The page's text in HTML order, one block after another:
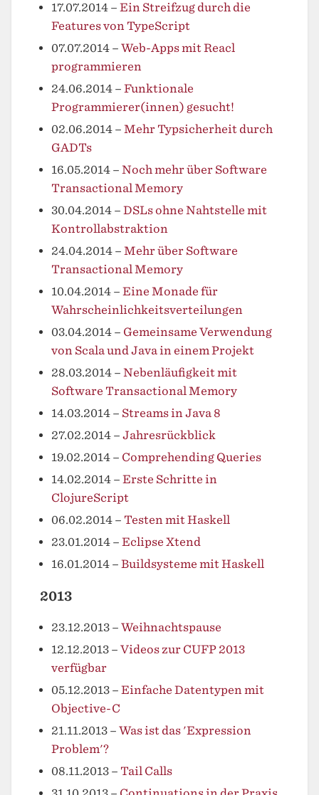
17.07.2014 – Ein Streifzug durch die
Features von TypeScript
07.07.2014 – Web-Apps mit Reacl
programmieren
24.06.2014 – Funktionale
Programmierer(innen) gesucht!
02.06.2014 – Mehr Typsicherheit durch
GADTs
16.05.2014 – Noch mehr über Software
Transactional Memory
30.04.2014 – DSLs ohne Nahtstelle mit
Kontrollabstraktion
24.04.2014 – Mehr über Software
Transactional Memory
10.04.2014 – Eine Monade für
Wahrscheinlichkeitsverteilungen
03.04.2014 – Gemeinsame Verwendung
von Scala und Java in einem Projekt
28.03.2014 – Nebenläufigkeit mit
Software Transactional Memory
14.03.2014 – Streams in Java 8
27.02.2014 – Jahresrückblick
19.02.2014 – Comprehending Queries
14.02.2014 – Erste Schritte in
ClojureScript
06.02.2014 – Testen mit Haskell
23.01.2014 – Eclipse Xtend
16.01.2014 – Buildsysteme mit Haskell
2013
23.12.2013 – Weihnachtspause
12.12.2013 – Videos zur CUFP 2013
verfügbar
05.12.2013 – Einfache Datentypen mit
Objective-C
21.11.2013 – Was ist das 'Expression
Problem'?
08.11.2013 – Tail Calls